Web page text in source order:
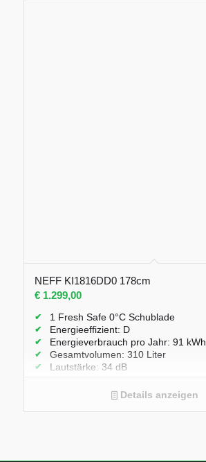
NEFF KI1816DD0 178cm
€1.299,00
1 Fresh Safe 0°C Schublade
Energieeffizient: D
Energieverbrauch pro Jahr: 91 kWh
Gesamtvolumen: 310 Liter
Lautstärke: 34 dB
2 FreshSafe BoxenDetails anzeigen